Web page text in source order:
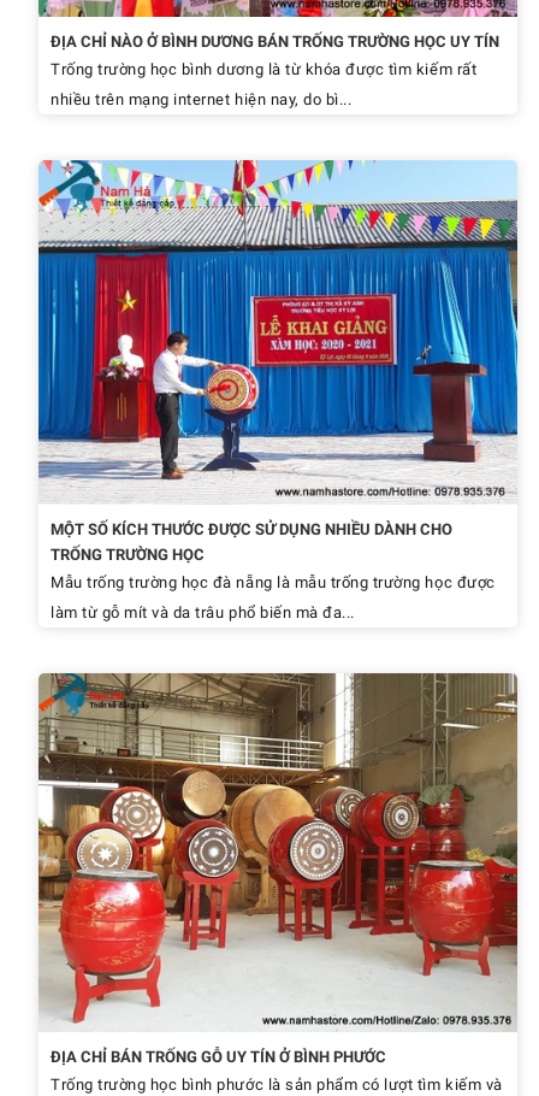
ĐỊA CHỈ NÀO Ở BÌNH DƯƠNG BÁN TRỐNG TRƯỜNG HỌC UY TÍN
Trống trường học bình dương là từ khóa được tìm kiếm rất
nhiều trên mạng internet hiện nay, do bì...
MỘT SỐ KÍCH THƯỚC ĐƯỢC SỬ DỤNG NHIỀU DÀNH CHO
TRỐNG TRƯỜNG HỌC
Mẫu trống trường học đà nẵng là mẫu trống trường học được
làm từ gỗ mít và da trâu phổ biến mà đa...
ĐỊA CHỈ BÁN TRỐNG GỖ UY TÍN Ở BÌNH PHƯỚC
Trống trường học bình phước là sản phẩm có lượt tìm kiếm và